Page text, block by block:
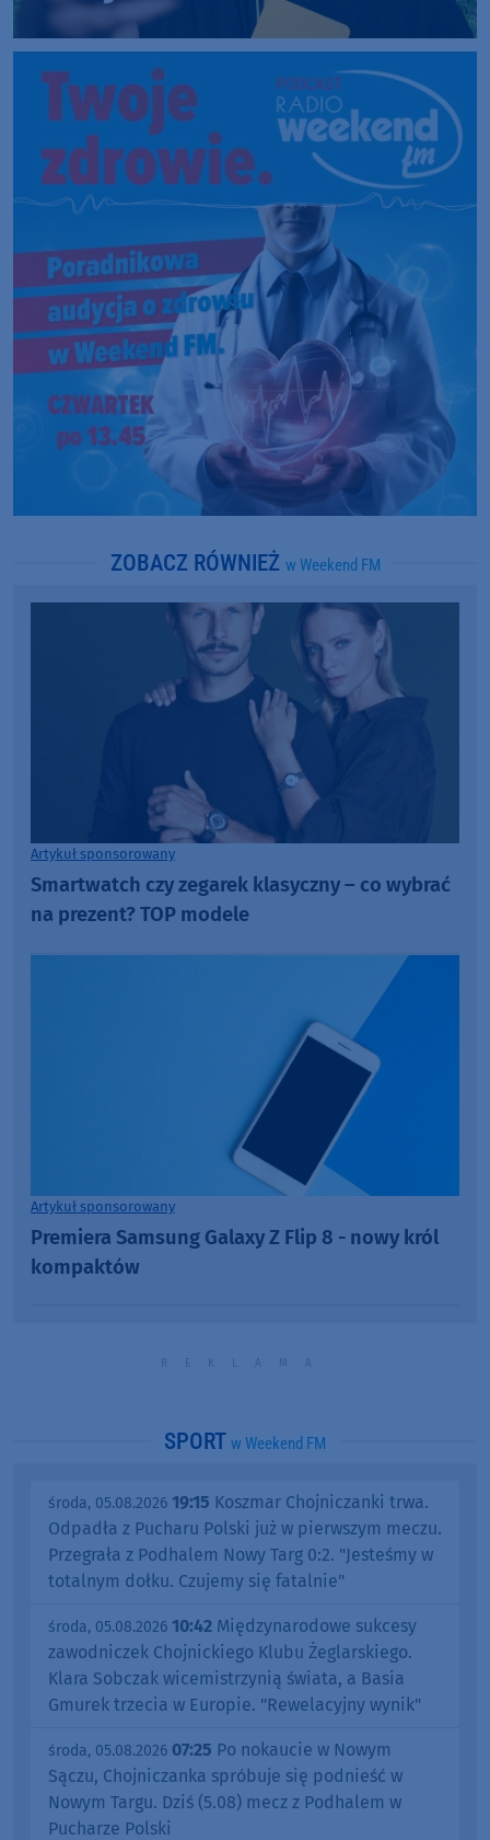
ZOBACZ RÓWNIEŻ w Weekend FM
Artykuł sponsorowany
Smartwatch czy zegarek klasyczny – co wybrać
na prezent? TOP modele
Artykuł sponsorowany
Premiera Samsung Galaxy Z Flip 8 - nowy król
kompaktów
SPORT w Weekend FM
środa, 05.08.2026 19:15 Koszmar Chojniczanki trwa.
Odpadła z Pucharu Polski już w pierwszym meczu.
Przegrała z Podhalem Nowy Targ 0:2. "Jesteśmy w
totalnym dołku. Czujemy się fatalnie"
środa, 05.08.2026 10:42 Międzynarodowe sukcesy
zawodniczek Chojnickiego Klubu Żeglarskiego.
Klara Sobczak wicemistrzynią świata, a Basia
Gmurek trzecia w Europie. "Rewelacyjny wynik"
środa, 05.08.2026 07:25 Po nokaucie w Nowym
Sączu, Chojniczanka spróbuje się podnieść w
Nowym Targu. Dziś (5.08) mecz z Podhalem w
Pucharze Polski